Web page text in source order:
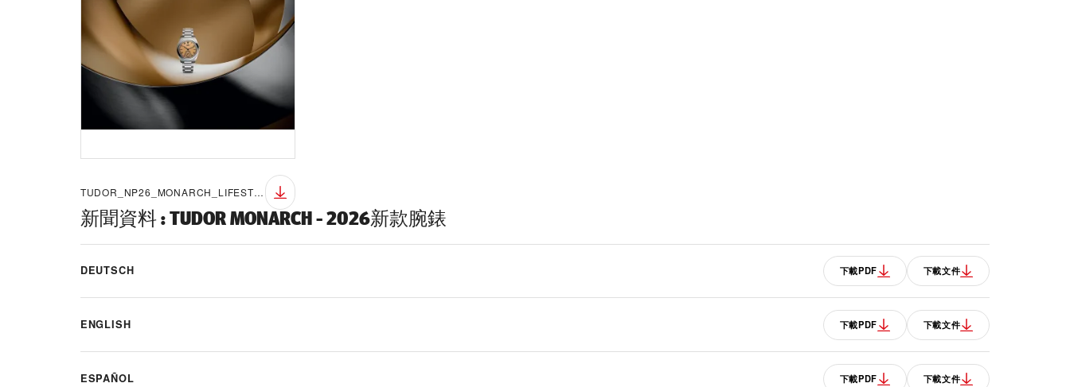
TUDOR_NP26_MONARCH_LIFESTYLE_11
新聞資料:TUDOR MONARCH - 2026新款腕錶
DEUTSCH 下載PDF 下載文件
ENGLISH 下載PDF 下載文件
ESPAÑOL 下載PDF 下載文件